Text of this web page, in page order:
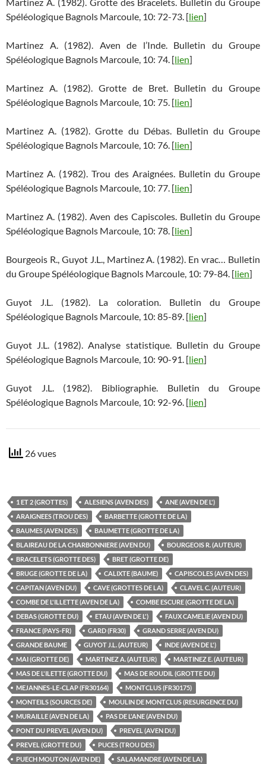
Spéléologique Bagnols Marcoule, 10: 72-73. [lien]
Martinez A. (1982). Aven de l’Inde. Bulletin du Groupe
Spéléologique Bagnols Marcoule, 10: 74. [lien]
Martinez A. (1982). Grotte de Bret. Bulletin du Groupe
Spéléologique Bagnols Marcoule, 10: 75. [lien]
Martinez A. (1982). Grotte du Débas. Bulletin du Groupe
Spéléologique Bagnols Marcoule, 10: 76. [lien]
Martinez A. (1982). Trou des Araignées. Bulletin du Groupe
Spéléologique Bagnols Marcoule, 10: 77. [lien]
Martinez A. (1982). Aven des Capiscoles. Bulletin du Groupe
Spéléologique Bagnols Marcoule, 10: 78. [lien]
Bourgeois R., Guyot J.L., Martinez A. (1982). En vrac… Bulletin
du Groupe Spéléologique Bagnols Marcoule, 10: 79-84. [lien]
Guyot J.L. (1982). La coloration. Bulletin du Groupe
Spéléologique Bagnols Marcoule, 10: 85-89. [lien]
Guyot J.L. (1982). Analyse statistique. Bulletin du Groupe
Spéléologique Bagnols Marcoule, 10: 90-91. [lien]
Guyot J.L. (1982). Bibliographie. Bulletin du Groupe
Spéléologique Bagnols Marcoule, 10: 92-96. [lien]
26 vues
1 ET 2 (GROTTES) ALESIENS (AVEN DES)
ANE (AVEN DE L')
ARAIGNEES (TROU DES)
BARBETTE (GROTTE DE LA)
BAUMES (AVEN DES)
BAUMETTE (GROTTE DE LA)
BLAIREAU DE LA CHARBONNIERE (AVEN DU)
BOURGEOIS R. (AUTEUR)
BRACELETS (GROTTE DES)
BRET (GROTTE DE)
BRUGE (GROTTE DE LA)
CALIXTE (BAUME)
CAPISCOLES (AVEN DES)
CAPITAN (AVEN DU)
CAVE (GROTTES DE LA)
CLAVEL C. (AUTEUR)
COMBE DE L'ILLETTE (AVEN DE LA)
COMBE ESCURE (GROTTE DE LA)
DEBAS (GROTTE DU)
ETAU (AVEN DE L')
FAUX CAMELIE (AVEN DU)
FRANCE (PAYS-FR)
GARD (FR30)
GRAND SERRE (AVEN DU)
GRANDE BAUME
GUYOT J.L. (AUTEUR)
INDE (AVEN DE L')
MAI (GROTTE DE)
MARTINEZ A. (AUTEUR)
MARTINEZ E. (AUTEUR)
MAS DE L'ILETTE (GROTTE DU)
MAS DE ROUDIL (GROTTE DU)
MEJANNES-LE-CLAP (FR30164)
MONTCLUS (FR30175)
MONTEILS (SOURCES DE)
MOULIN DE MONTCLUS (RESURGENCE DU)
MURAILLE (AVEN DE LA)
PAS DE L'ANE (AVEN DU)
PONT DU PREVEL (AVEN DU)
PREVEL (AVEN DU)
PREVEL (GROTTE DU)
PUCES (TROU DES)
PUECH MOUTON (AVEN DE)
SALAMANDRE (AVEN DE LA)